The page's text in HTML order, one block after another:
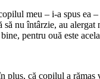
meu – i-a spus ea
să nu întârzie, au alergat
pentru ouă este
plus, că copilul a rămas